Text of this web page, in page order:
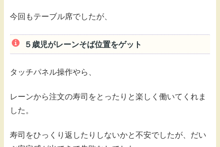
今回もテーブル席でしたが、
５歳児がレーンそば位置をゲット
タッチパネル操作やら、
レーンから注文の寿司をとったりと楽しく働いてくれま
した。
寿司をひっくり返したりしないかと不安でしたが、だい